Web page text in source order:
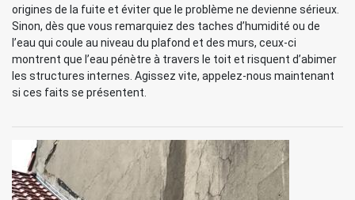
origines de la fuite et éviter que le problème ne devienne sérieux.
Sinon, dès que vous remarquiez des taches d’humidité ou de
l’eau qui coule au niveau du plafond et des murs, ceux-ci
montrent que l’eau pénètre à travers le toit et risquent d’abimer
les structures internes. Agissez vite, appelez-nous maintenant
si ces faits se présentent.